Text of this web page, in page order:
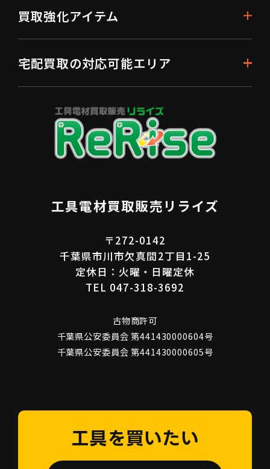
工具電材買取販売リライズ
〒272-0142
千葉県市川市欠真間2丁目1-25
定休日：火曜・日曜定休
TEL 047-318-3692
古物商許可
千葉県公安委員会 第441430000604号
千葉県公安委員会 第441430000605号
買取強化アイテム
宅配買取の対応可能エリア
工具を買いたい